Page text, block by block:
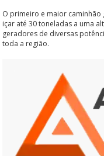
O primeiro e maior
içar até 30 toneladas a uma
geradores de diversas
toda a região.